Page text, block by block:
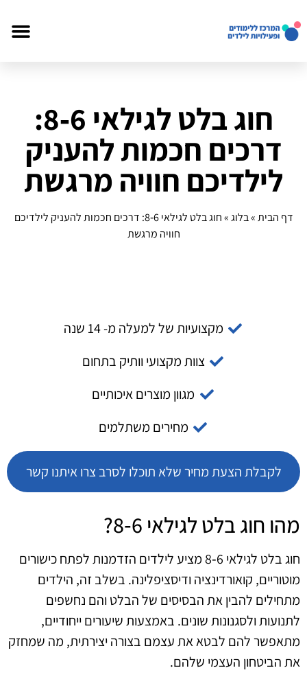
חוג בלט לגילאי 6‑8:
דרכים חכמות להעניק
לילדיכם חוויה מרגשת
דף הבית»בלוג»
חוג בלט לגילאי 6‑8: דרכים חכמות להעניק לילדיכם
חוויה מרגשת
מקצועיות של למעלה מ- 14 שנה
צוות מקצועי וותיק בתחום
מגוון מוצרים איכותיים
מחירים משתלמים
לקבלת הצעת מחיר שלא תוכלו לסרב צרו איתנו קשר
מהו חוג בלט לגילאי 6‑8?
חוג בלט לגילאי 6‑8 מציע לילדים הזדמנות לפתח כישורים
מוטוריים, קואורדינציה ודיסציפלינה. בשלב זה, הילדים
מתחילים להבין את הבסיסים של הבלט והם נחשפים
לתנועות ולסגנונות שונים. באמצעות שיעורים ייחודיים,
מתאפשר להם לבטא את עצמם בצורה יצירתית, מה שמחזק
את הביטחון העצמי שלהם.